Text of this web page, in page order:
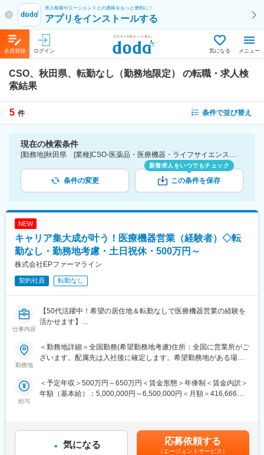
x
求人検索やエージェントとの連絡をもっと便利に！
アプリをインストールする
会員登録 ログイン 気になる メニュー
CSO、秋田県、転勤なし（勤務地限定）
の転職・求人検
索結果
5 件 条件で並び替え
現在の検索条件
[勤務地]秋田県 [業種]CSO-医薬品・医療機器・ライフサイエンス・医療系サービス [こだわり条件ピックアップ]転勤なし（勤務地限定） [詳細条件](募集・採用情報)転勤なし（勤務地限定）
条件の変更
新着求人をいつでもチェック
この条件を保存
NEW
キャリア集大成が叶う！医療機器営業（経験者）◇転
勤なし・勤務地考慮・土日祝休・500万円～
株式会社EPファーマライン
契約社員 転勤なし
仕事内容
【50代活躍中！希望の居住地＆転勤なしで医療機器営業の経験を
活かせます】
【はじめに】
大手CSO、EPファーマラインでは医療機器営業においてベテラン
方が可能です。
主に医療機器メーカーを早期退職したメンバー、介護などで短期
【業務内容】
勤務地
＜勤務地詳細＞全国勤務(希望勤務地考慮)住所：全国に営業所がご
ざいます。配属先は入社後に確定します。希望勤務地がある場合
ます。）変更の範囲：会社の定める事業所
給与
＜予定年収＞500万円～650万円＜賃金形態＞年俸制＜賃金内訳＞
年額（基本給）：5,000,000円～6,500,000円＜月額＞416,666円
気になる 応募依頼する
（エージェントサービス）